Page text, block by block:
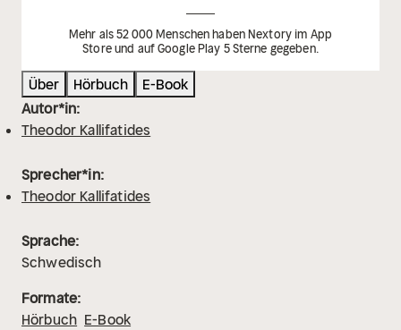
Mehr als 52 000 Menschen haben Nextory im App
Store und auf Google Play 5 Sterne gegeben.
Über Hörbuch
E-Book
Autor*in:
Theodor Kallifatides
Sprecher*in:
Theodor Kallifatides
Sprache:
Schwedisch
Formate:
Hörbuch E-Book